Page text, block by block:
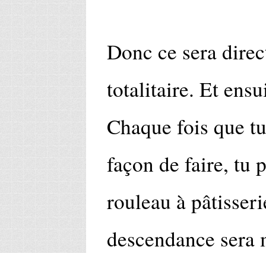
Donc ce sera
totalitaire. Et
Chaque fois que
façon de faire, tu
rouleau à
descendance